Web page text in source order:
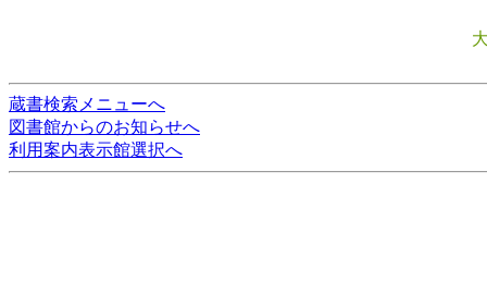
蔵書検索メニューへ
図書館からのお知らせへ
利用案内表示館選択へ